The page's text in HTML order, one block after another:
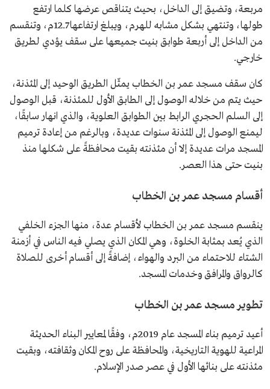
مربعة، وتضيق إلى الداخل، بحيث يتناقص عرضها كلما ارتفع
طولها، وتنتهي بشكل مشابه للهرم، ويبلغ ارتفاعها 12.7م، وتنقسم
من الداخل إلى أربعة طوابق بنيت جميعها على سقف يؤدي لطريق
خارجي.
كان سقف مسجد عمر بن الخطاب يمثّل الطريق الوحيد إلى المئذنة،
حيث يتم من خلاله الوصول إلى الطابق الأول للمئذنة، قبل الوصول
إلى السلم الحجري الرابط بين الطوابق العلوية، والذي انهار سابقًا،
ليمنع الوصول إلى المئذنة سنوات عديدة، وبالرغم من إعادة ترميم
المسجد مرات عديدة إلا أن مئذنته بقيت محافظةً على شكلها منذ
بنيت حتى هذا العصر.
أقسام مسجد عمر بن الخطاب
ينقسم مسجد عمر بن الخطاب لأقسام عدة، منها الجزء الخلفي
الذي يُعد بمثابة الخلوة، وهي المكان الذي يصلي فيه الناس في أزمنة
الشتاء للاحتماء من البرد والهواء، إضافةً إلى أقسام أخرى للصلاة
كالرواق والمرافق وخدمات المسجد.
تطوير مسجد عمر بن الخطاب
أعيد ترميم بناء المسجد عام 2019م، وفقًا لمعايير البناء الحديثة
المراعية للهوية التاريخية، والمحافظة على روح المكان وثقافته، وبقيت
مئذنته على بنائها الأول في عصر صدر الإسلام.